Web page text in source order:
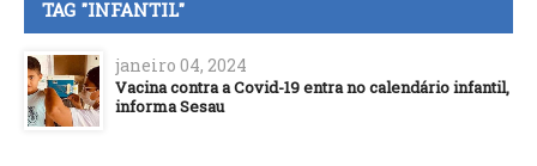
TAG "INFANTIL"
janeiro 04, 2024
Vacina contra a Covid-19 entra no calendário infantil,
informa Sesau